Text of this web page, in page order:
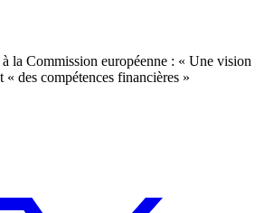
la Commission européenne : « Une vision
« des compétences financières »